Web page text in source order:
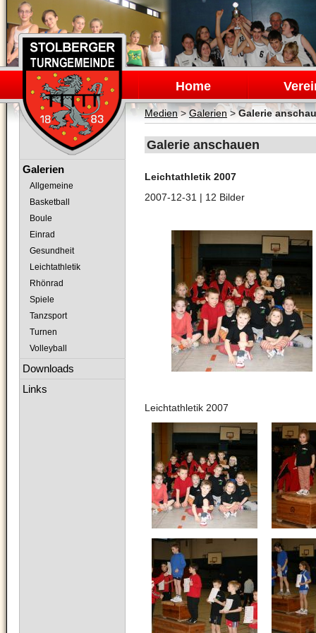
Navigation
überspringen
Home
Medien>Galerien >Galerie
Galerie anschauen
Leichtathletik 2007
2007-12-31 | 12 Bilder
Leichtathletik 2007
Navigation
Galerien
Allgemeine
Basketball
Boule
Einrad
Gesundheit
Leichtathletik
Rhönrad
Spiele
Tanzsport
Turnen
Volleyball
Downloads
Links